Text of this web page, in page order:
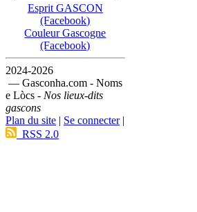
Esprit GASCON
(Facebook)
Couleur Gascogne
(Facebook)
2024-2026
— Gasconha.com - Noms
e Lòcs - Nos lieux-dits
gascons
Plan du site | Se connecter|
RSS 2.0